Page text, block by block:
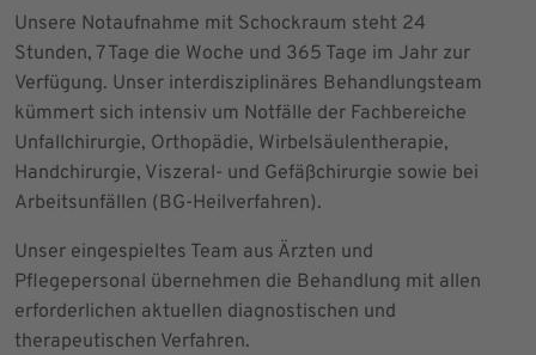
Unsere Notaufnahme mit Schockraum steht 24
Stunden, 7 Tage die Woche und 365 Tage im Jahr zur
Verfügung. Unser interdisziplinäres Behandlungsteam
kümmert sich intensiv um Notfälle der Fachbereiche
Unfallchirurgie, Orthopädie, Wirbelsäulentherapie,
Handchirurgie, Viszeral- und Gefäßchirurgie sowie bei
Arbeitsunfällen (BG-Heilverfahren).
Unser eingespieltes Team aus Ärzten und
Pflegepersonal übernehmen die Behandlung mit allen
erforderlichen aktuellen diagnostischen und
therapeutischen Verfahren.